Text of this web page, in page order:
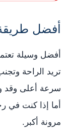
أفضل طريقة
أفضل وسيلة
تريد الراحة
سرعة أعلى وقد
أما إذا كنت في
مرونة أكبر.